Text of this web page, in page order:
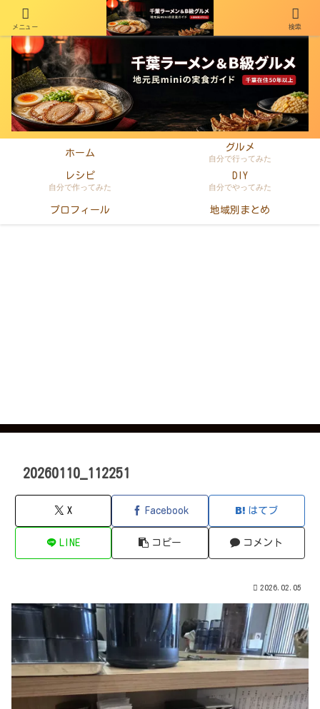
千葉在住50年以上のminiがラーメン・町中華・B級グルメを本音レビュー
ホーム
グルメ
自分で行ってみた
レシピ
自分で作ってみた
DIY
自分でやってみた
プロフィール 地域別まとめ
20260110_112251
X Facebook はてブ
LINE コピー コメント
2026.02.05
メニュー 検索